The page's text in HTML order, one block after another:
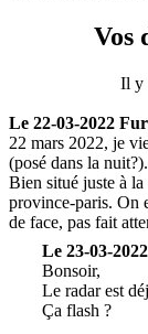
Vos
Il y
Le 22-03-2022 Fur
22 mars 2022, je
(posé dans la nuit?).
Bien situé juste à
province-paris. On
de face, pas fait
Le 23-03-
Bonsoir,
Le radar est
Ça flash ?